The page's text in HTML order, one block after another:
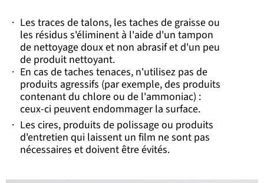
· Les traces de talons, les taches de graisse ou
les résidus s'éliminent à l'aide d'un tampon
de nettoyage doux et non abrasif et d'un peu
de produit nettoyant.
· En cas de taches tenaces, n'utilisez pas de
produits agressifs (par exemple, des produits
contenant du chlore ou de l'ammoniac) :
ceux-ci peuvent endommager la surface.
· Les cires, produits de polissage ou produits
d'entretien qui laissent un film ne sont pas
nécessaires et doivent être évités.